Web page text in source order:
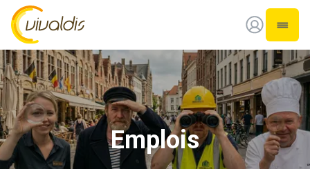
Vivaldis Interim
Ouvrir
Emplois